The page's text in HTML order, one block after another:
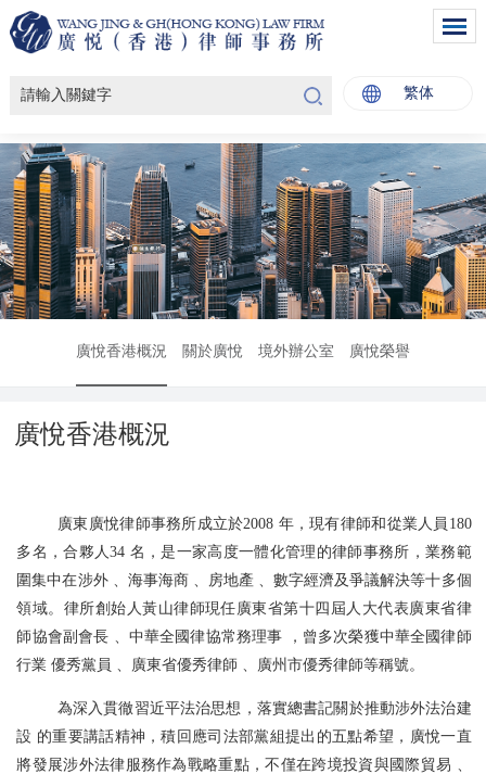
繁体
廣悅香港概況 關於廣悅 境外辦公室 廣悅榮譽
廣悅香港概況
廣東廣悅律師事務所成立於2008 年，現有律師和從業人員180
多名，合夥人34 名，是一家高度一體化管理的律師事務所，業務範
圍集中在涉外 、海事海商 、房地產 、數字經濟及爭議解決等十多個
領域。律所創始人黃山律師現任廣東省第十四屆人大代表廣東省律
師協會副會長 、中華全國律協常務理事 ，曾多次榮獲中華全國律師
行業 優秀黨員 、廣東省優秀律師 、廣州市優秀律師等稱號。
為深入貫徹習近平法治思想，落實總書記關於推動涉外法治建
設 的重要講話精神，積回應司法部黨組提出的五點希望，廣悅一直
將發展涉外法律服務作為戰略重點，不僅在跨境投資與國際貿易 、